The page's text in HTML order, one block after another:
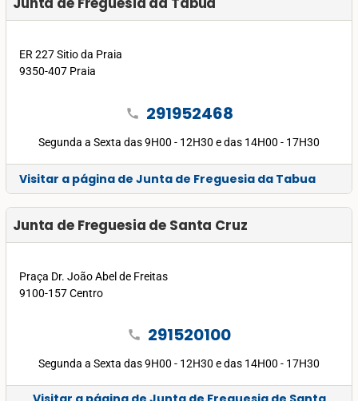
ER 227 Sitio da Praia
9350-407 Praia
call 291952468
Segunda a Sexta das 9H00 - 12H30 e das 14H00 - 17H30
Visitar a página de Junta de Freguesia da Tabua
Junta de Freguesia de Santa Cruz
Praça Dr. João Abel de Freitas
9100-157 Centro
call 291520100
Segunda a Sexta das 9H00 - 12H30 e das 14H00 - 17H30